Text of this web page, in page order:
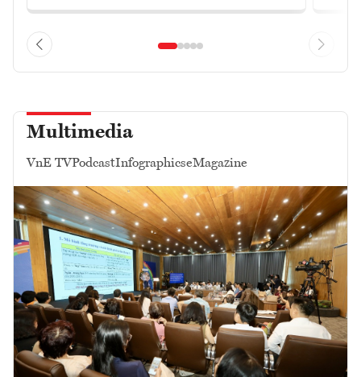
Multimedia
VnE TVPodcastInfographicseMagazine